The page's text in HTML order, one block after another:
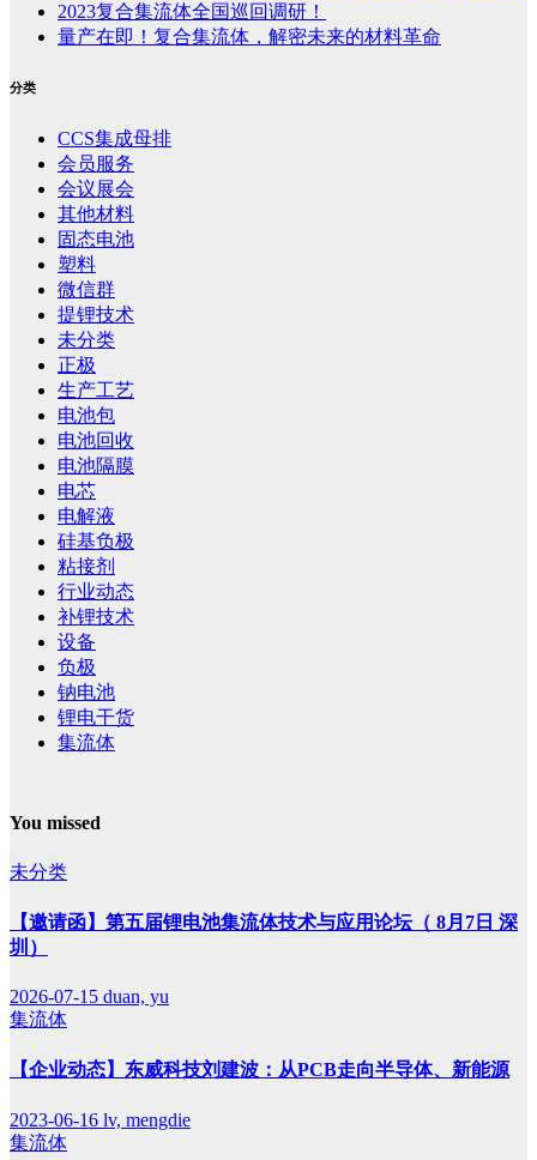
2023复合集流体全国巡回调研！
量产在即！复合集流体，解密未来的材料革命
分类
CCS集成母排
会员服务
会议展会
其他材料
固态电池
塑料
微信群
提锂技术
未分类
正极
生产工艺
电池包
电池回收
电池隔膜
电芯
电解液
硅基负极
粘接剂
行业动态
补锂技术
设备
负极
钠电池
锂电干货
集流体
You missed
未分类
【邀请函】第五届锂电池集流体技术与应用论坛（ 8月7日 深
圳）
2026-07-15 duan, yu
集流体
【企业动态】东威科技刘建波：从PCB走向半导体、新能源
2023-06-16 lv, mengdie
集流体